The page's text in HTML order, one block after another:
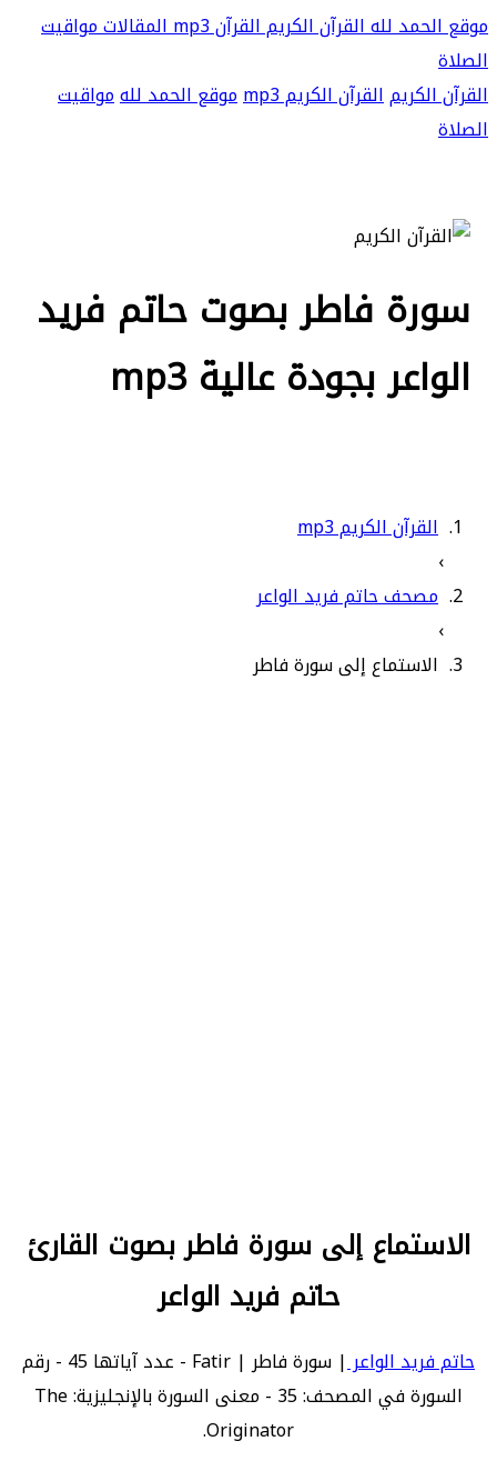
موقع الحمد للهالقرآن الكريمالقرآن mp3 المقالاتمواقيت
الصلاة
القرآن الكريمالقرآن الكريم mp3 موقع الحمد للهمواقيت
الصلاة
سورة فاطر بصوت حاتم فريد
الواعر بجودة عالية mp3
القرآن الكريم mp3
›
مصحف حاتم فريد الواعر
›
الاستماع إلى سورة فاطر
الاستماع إلى سورة فاطر بصوت القارئ
حاتم فريد الواعر
حاتم فريد الواعر
| سورة فاطر | Fatir - عدد آياتها 45 - رقم
السورة في المصحف: 35 - معنى السورة بالإنجليزية: The
Originator.